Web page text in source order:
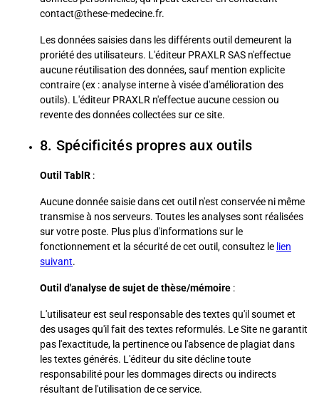
contact@these-medecine.fr.
Les données saisies dans les différents outil demeurent la
proriété des utilisateurs. L'éditeur PRAXLR SAS n'effectue
aucune réutilisation des données, sauf mention explicite
contraire (ex : analyse interne à visée d'amélioration des
outils). L'éditeur PRAXLR n'effectue aucune cession ou
revente des données collectées sur ce site.
8. Spécificités propres aux outils
Outil TablR :
Aucune donnée saisie dans cet outil n'est conservée ni même
transmise à nos serveurs. Toutes les analyses sont réalisées
sur votre poste. Plus plus d'informations sur le
fonctionnement et la sécurité de cet outil, consultez le lien
suivant.
Outil d'analyse de sujet de thèse/mémoire :
L'utilisateur est seul responsable des textes qu'il soumet et
des usages qu'il fait des textes reformulés. Le Site ne garantit
pas l'exactitude, la pertinence ou l'absence de plagiat dans
les textes générés. L'éditeur du site décline toute
responsabilité pour les dommages directs ou indirects
résultant de l'utilisation de ce service.